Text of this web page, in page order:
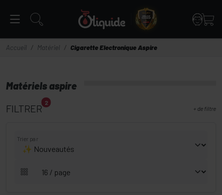
Accueil Matériel Cigarette Electronique Aspire
Matériels aspire
FILTRER 2
+ de filtre
Trier par